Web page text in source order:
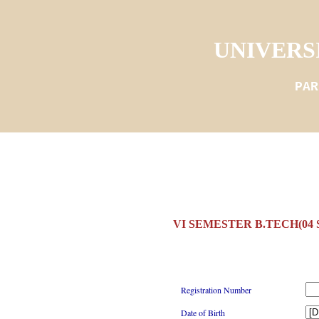
VI SEMESTER B.TECH(04
Registration Number
Date of Birth